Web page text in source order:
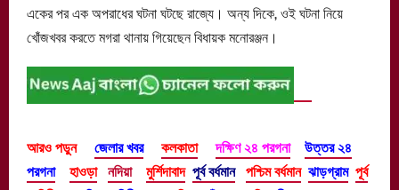
একের পর এক অপরাধের ঘটনা ঘটছে রাজ্যে। অন্য দিকে, ওই ঘটনা নিয়ে
খোঁজখবর করতে মগরা থানায় গিয়েছেন বিধায়ক মনোরঞ্জন।
আরও পড়ুন জেলার খবর কলকাতা দক্ষিণ ২৪ পরগনা
উত্তর ২৪
পরগনা
হাওড়া নদিয়া মুর্শিদাবাদ পূর্ব বর্ধমান পশ্চিম বর্ধমান ঝাড়গ্রাম পূর্ব